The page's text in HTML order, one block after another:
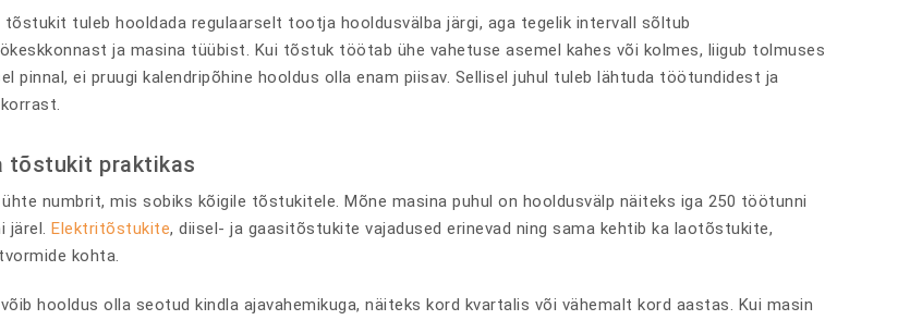
tuleb hooldada regulaarselt tootja hooldusvälba järgi, aga tegelik intervall sõltub
ja masina tüübist. Kui tõstuk töötab ühe vahetuse asemel kahes või kolmes, liigub tolmuses
pinnal, ei pruugi kalendripõhine hooldus olla enam piisav. Sellisel juhul tuleb lähtuda töötundidest ja
tõstukit praktikas
numbrit, mis sobiks kõigile tõstukitele. Mõne masina puhul on hooldusvälp näiteks iga 250 töötunni
järel. Elektritõstukite, diisel- ja gaasitõstukite vajadused erinevad ning sama kehtib ka laotõstukite,
kohta.
hooldus olla seotud kindla ajavahemikuga, näiteks kord kvartalis või vähemalt kord aastas. Kui masin